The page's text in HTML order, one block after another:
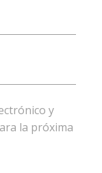
y
la próxima